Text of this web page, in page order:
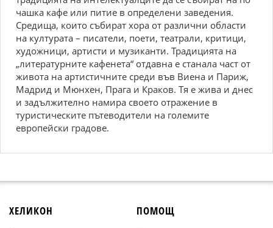
чашка кафе или питие в определени заведения.
Средища, които събират хора от различни области
на културата – писатели, поети, театрали, критици,
художници, артисти и музиканти. Традицията на
„литературните кафенета“ отдавна е станала част от
живота на артистичните среди във Виена и Париж,
Мадрид и Мюнхен, Прага и Краков. Тя е жива и днес
и задължително намира своето отражение в
туристическите пътеводители на големите
европейски градове.
ХЕЛИКОН ПОМОЩ